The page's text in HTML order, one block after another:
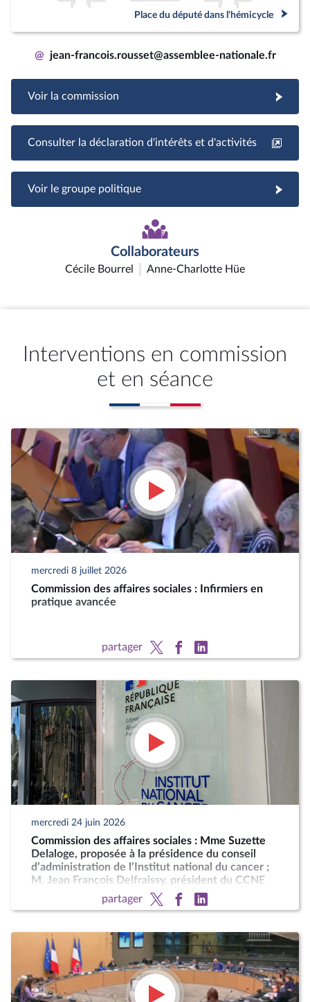
Place du député dans l'hémicycle
@ jean-francois.rousset@assemblee-nationale.fr
Voir la commission
Consulter la déclaration d'intérêts et d'activités
Voir le groupe politique
Collaborateurs
Cécile Bourrel Anne-Charlotte Hüe
Interventions en commission
et en séance
mercredi 8 juillet 2026
Commission des affaires sociales : Infirmiers en
pratique avancée
partager
mercredi 24 juin 2026
Commission des affaires sociales : Mme Suzette
Delaloge, proposée à la présidence du conseil
d’administration de l’Institut national du cancer ;
M. Jean François Delfraissy, président du CCNE
partager